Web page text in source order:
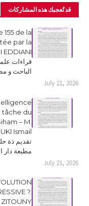
قد تُعجبك هذه المشاركات
155 de la
par la
قراءات
الباحث و
July 21, 2026
tâche du
– M.
تقديم ذة
مطبعة دار
July 21, 2026
?.